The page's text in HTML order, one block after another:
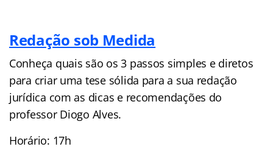
Redação sob Medida
Conheça quais são os 3 passos simples e diretos
para criar uma tese sólida para a sua redação
jurídica com as dicas e recomendações do
professor Diogo Alves.
Horário: 17h